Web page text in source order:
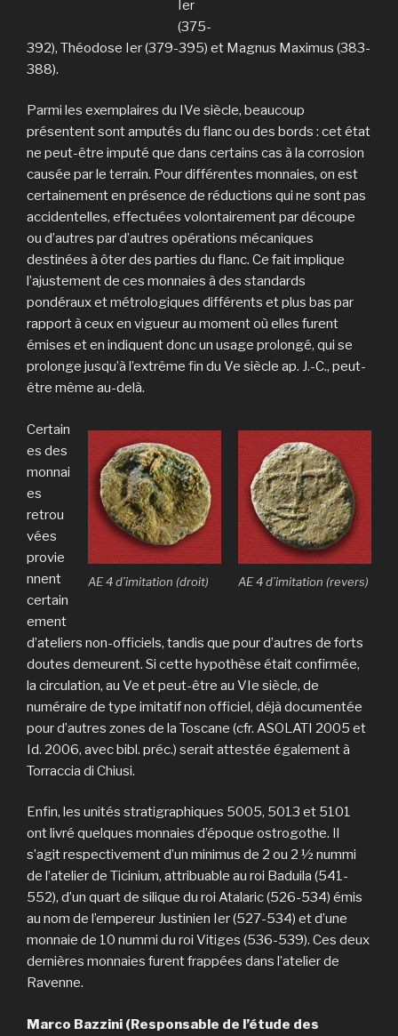
Ier
(375-
392), Théodose Ier (379-395) et Magnus Maximus (383-
388).
Parmi les exemplaires du IVe siècle, beaucoup
présentent sont amputés du flanc ou des bords : cet état
ne peut-être imputé que dans certains cas à la corrosion
causée par le terrain. Pour différentes monnaies, on est
certainement en présence de réductions qui ne sont pas
accidentelles, effectuées volontairement par découpe
ou d’autres par d’autres opérations mécaniques
destinées à ôter des parties du flanc. Ce fait implique
l’ajustement de ces monnaies à des standards
pondéraux et métrologiques différents et plus bas par
rapport à ceux en vigueur au moment où elles furent
émises et en indiquent donc un usage prolongé, qui se
prolonge jusqu’à l’extrême fin du Ve siècle ap. J.-C., peut-
être même au-delà.
AE 4 d’imitation (revers)
AE 4 d’imitation (droit)
Certain
es des
monnai
es
retrou
vées
provie
nnent
certain
ement
d’ateliers non-officiels, tandis que pour d’autres de forts
doutes demeurent. Si cette hypothèse était confirmée,
la circulation, au Ve et peut-être au VIe siècle, de
numéraire de type imitatif non officiel, déjà documentée
pour d’autres zones de la Toscane (cfr. ASOLATI 2005 et
Id. 2006, avec bibl. préc.) serait attestée également à
Torraccia di Chiusi.
Enfin, les unités stratigraphiques 5005, 5013 et 5101
ont livré quelques monnaies d’époque ostrogothe. Il
s’agit respectivement d’un minimus de 2 ou 2 ½ nummi
de l’atelier de Ticinium, attribuable au roi Baduila (541-
552), d’un quart de silique du roi Atalaric (526-534) émis
au nom de l’empereur Justinien Ier (527-534) et d’une
monnaie de 10 nummi du roi Vitiges (536-539). Ces deux
dernières monnaies furent frappées dans l’atelier de
Ravenne.
Marco Bazzini (Responsable de l’étude des